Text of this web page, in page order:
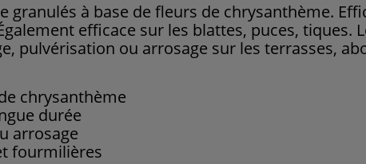
granulés à base de fleurs de chrysanthème.
efficace sur les blattes, puces, tiques.
pulvérisation ou arrosage sur les terrasses,
chrysanthème
durée
arrosage
fourmilières